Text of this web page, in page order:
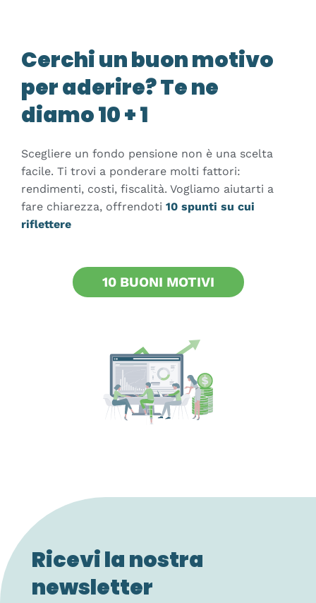
Cerchi un buon motivo
per aderire? Te ne
diamo 10 + 1
Scegliere un fondo pensione non è una scelta
facile. Ti trovi a ponderare molti fattori:
rendimenti, costi, fiscalità. Vogliamo aiutarti a
fare chiarezza, offrendoti 10 spunti su cui
riflettere
10 BUONI MOTIVI
Ricevi la nostra
newsletter